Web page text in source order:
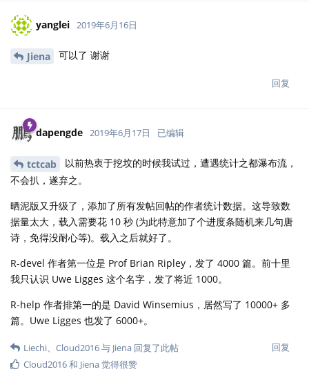
yanglei 2019年6月16日
Jiena 可以了 谢谢
回复
dapengde 2019年6月17日 已编辑
tctcab
以前热衷于挖坟的时候我试过，遭遇统计之都瀑布流，
不会扒，遂弃之。
晒泥版又升级了，添加了所有发帖回帖的作者统计数据。这导致数
据量太大，载入需要花 10 秒 (为此特意加了个进度条随机来几句唐
诗，免得没耐心等)。载入之后就好了。
R-devel 作者第一位是 Prof Brian Ripley，发了 4000 篇。前十里
我只认识 Uwe Ligges 这个名字，发了将近 1000。
R-help 作者排第一的是 David Winsemius，居然写了 10000+ 多
篇。Uwe Ligges 也发了 6000+。
回复
Liechi Cloud2016与 Jiena 回复了此帖
Cloud2016和 Jiena觉得很赞